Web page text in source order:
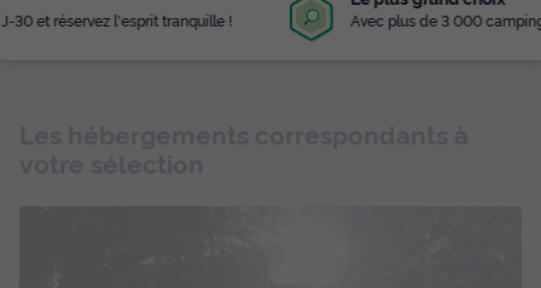
Avec plus de 3 000 campings référencés